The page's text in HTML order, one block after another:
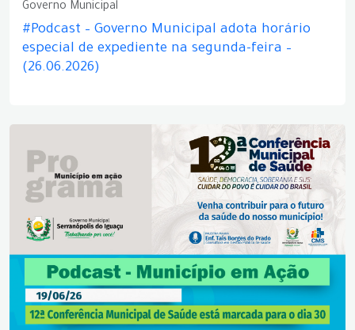
Governo Municipal
#Podcast – Governo Municipal adota horário
especial de expediente na segunda-feira –
(26.06.2026)